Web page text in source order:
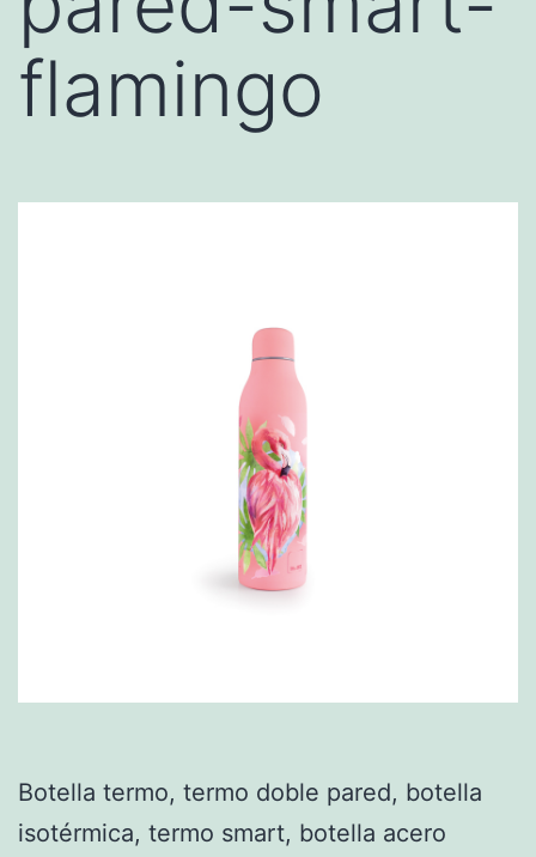
flamingo
Botella termo, termo doble pared, botella
isotérmica, termo smart, botella acero